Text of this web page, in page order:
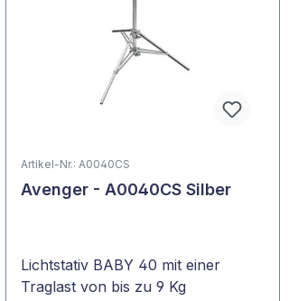
Artikel-Nr.: A0040CS
Avenger - A0040CS Silber
Lichtstativ BABY 40 mit einer
Traglast von bis zu 9 Kg